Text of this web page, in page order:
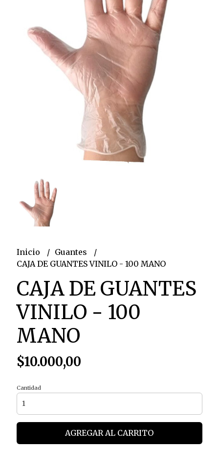
Inicio
Guantes
CAJA DE GUANTES VINILO - 100 MANO
CAJA DE GUANTES
VINILO - 100
MANO
$10.000,00
Cantidad
AGREGAR AL CARRITO